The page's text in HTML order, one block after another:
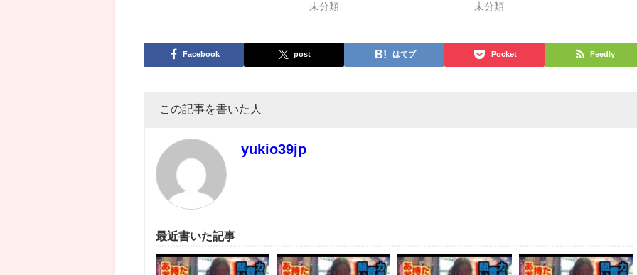
未分類
未分類
Facebook post はてブ Pocket Feedly
この記事を書いた人
yukio39jp
最近書いた記事